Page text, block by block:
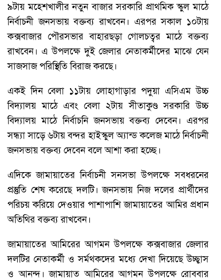
৯টায় মহেশখালীর নতুন বাজার সরকারি প্রাথমিক স্কুল মাঠে
নির্বাচনী জনসভায় বক্তব্য রাখবেন। এরপর সকাল ১০টায়
কক্সবাজার পৌরসভার বাহারছড়া গোলচত্বর মাঠে বক্তব্য
রাখবেন। এ উপলক্ষে দুই জেলার নেতাকর্মীদের মাঝে যেন
সাজসাজ পরিস্থিতি বিরাজ করছে।
একই দিন বেলা ১১টায় লোহাগাড়ার পদুয়া এসিএম উচ্চ
বিদ্যালয় মাঠে এবং বেলা ২টায় সীতাকুণ্ড সরকারি উচ্চ
বিদ্যালয় মাঠে নির্বাচনি জনসভায় বক্তব্য দেবেন। এরপর
সন্ধ্যা সাড়ে ৬টায় বন্দর হাইস্কুল অ্যান্ড কলেজ মাঠে নির্বাচনী
জনসভায় বক্তব্য দেবেন বলে আশা করা হচ্ছে।
এদিকে জামায়াতের নির্বাচনী সনসভা উপলক্ষে সবধরনের
প্রস্তুতি শেষ করেছে দলটি। জনসভায় নিজ দলের প্রার্থীদের
পরিচয় করিয়ে দেওয়ার পাশাপাশি জামায়াতের আমির প্রধান
অতিথির বক্তব্য রাখবেন।
জামায়াতের আমিরের আগমন উপলক্ষে কক্সবাজার জেলার
দলটির নেতাকর্মী ও সর্মথকদের মধ্যে দেখা দিয়েছে উচ্ছ্বাস
ও আনন্দ। জামায়াত আমিরের আগমন উপলক্ষে রোববার